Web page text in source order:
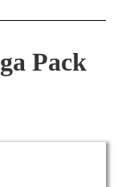
Pack